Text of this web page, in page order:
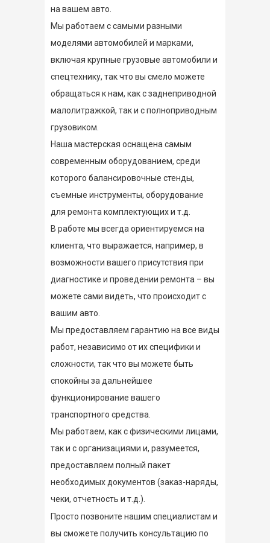
на вашем авто.
Мы работаем с самыми разными
моделями автомобилей и марками,
включая крупные грузовые автомобили и
спецтехнику, так что вы смело можете
обращаться к нам, как с заднеприводной
малолитражкой, так и с полноприводным
грузовиком.
Наша мастерская оснащена самым
современным оборудованием, среди
которого балансировочные стенды,
съемные инструменты, оборудование
для ремонта комплектующих и т.д.
В работе мы всегда ориентируемся на
клиента, что выражается, например, в
возможности вашего присутствия при
диагностике и проведении ремонта – вы
можете сами видеть, что происходит с
вашим авто.
Мы предоставляем гарантию на все виды
работ, независимо от их специфики и
сложности, так что вы можете быть
спокойны за дальнейшее
функционирование вашего
транспортного средства.
Мы работаем, как с физическими лицами,
так и с организациями и, разумеется,
предоставляем полный пакет
необходимых документов (заказ-наряды,
чеки, отчетность и т.д.).
Просто позвоните нашим специалистам и
вы сможете получить консультацию по